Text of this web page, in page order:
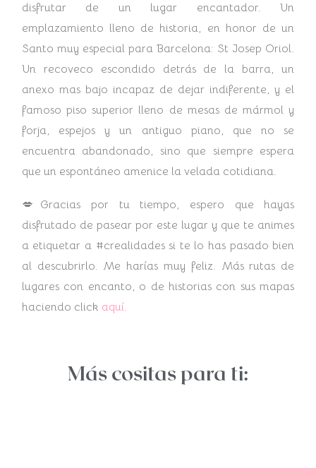
disfrutar de un lugar encantador. Un
emplazamiento lleno de historia, en honor de un
Santo muy especial para Barcelona: St Josep Oriol.
Un recoveco escondido detrás de la barra, un
anexo mas bajo incapaz de dejar indiferente, y el
famoso piso superior lleno de mesas de mármol y
forja, espejos y un antiguo piano, que no se
encuentra abandonado, sino que siempre espera
que un espontáneo amenice la velada cotidiana.
💋Gracias por tu tiempo, espero que hayas
disfrutado de pasear por este lugar y que te animes
a etiquetar a #crealidades si te lo has pasado bien
al descubrirlo. Me harías muy feliz. Más rutas de
lugares con encanto, o de historias con sus mapas
haciendo click aquí.
Más cositas para ti: